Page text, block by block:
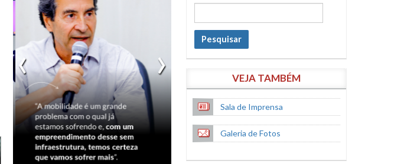
Pesquisar
VEJA TAMBÉM
Sala de Imprensa
Galeria de Fotos